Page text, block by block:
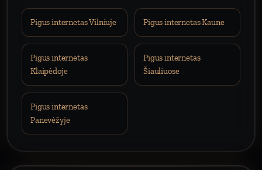
Pigus internetas Vilniuje Pigus internetas Kaune
Pigus internetas
Klaipėdoje
Pigus internetas
Šiauliuose
Pigus internetas
Panevėžyje